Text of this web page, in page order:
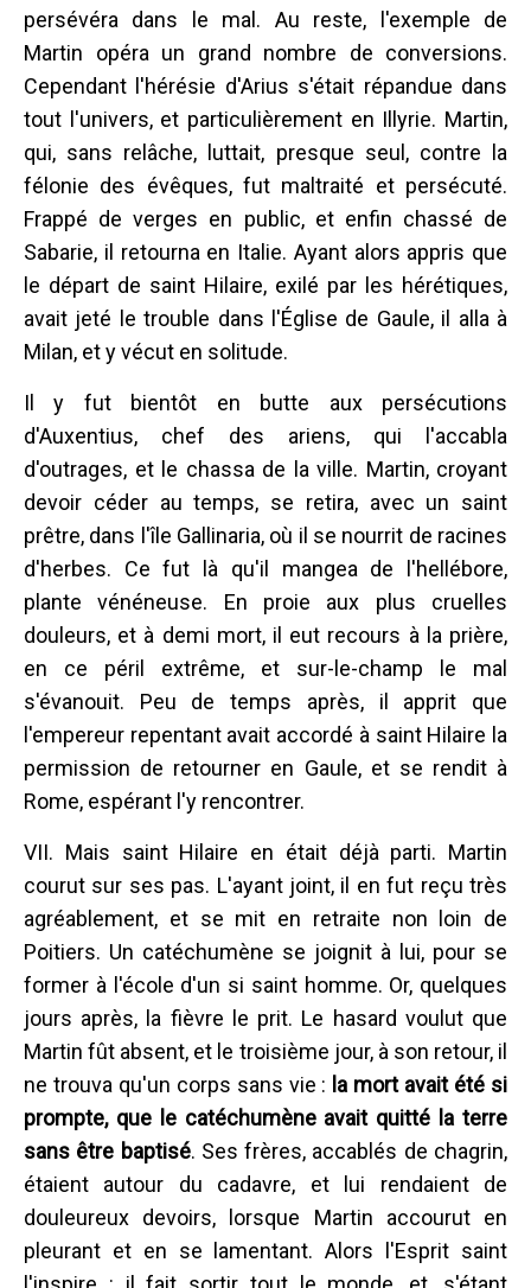
persévéra dans le mal. Au reste, l'exemple de
Martin opéra un grand nombre de conversions.
Cependant l'hérésie d'Arius s'était répandue dans
tout l'univers, et particulièrement en Illyrie. Martin,
qui, sans relâche, luttait, presque seul, contre la
félonie des évêques, fut maltraité et persécuté.
Frappé de verges en public, et enfin chassé de
Sabarie, il retourna en Italie. Ayant alors appris que
le départ de saint Hilaire, exilé par les hérétiques,
avait jeté le trouble dans l'Église de Gaule, il alla à
Milan, et y vécut en solitude.
Il y fut bientôt en butte aux persécutions
d'Auxentius, chef des ariens, qui l'accabla
d'outrages, et le chassa de la ville. Martin, croyant
devoir céder au temps, se retira, avec un saint
prêtre, dans l'île Gallinaria, où il se nourrit de racines
d'herbes. Ce fut là qu'il mangea de l'hellébore,
plante vénéneuse. En proie aux plus cruelles
douleurs, et à demi mort, il eut recours à la prière,
en ce péril extrême, et sur-le-champ le mal
s'évanouit. Peu de temps après, il apprit que
l'empereur repentant avait accordé à saint Hilaire la
permission de retourner en Gaule, et se rendit à
Rome, espérant l'y rencontrer.
VII. Mais saint Hilaire en était déjà parti. Martin
courut sur ses pas. L'ayant joint, il en fut reçu très
agréablement, et se mit en retraite non loin de
Poitiers. Un catéchumène se joignit à lui, pour se
former à l'école d'un si saint homme. Or, quelques
jours après, la fièvre le prit. Le hasard voulut que
Martin fût absent, et le troisième jour, à son retour, il
ne trouva qu'un corps sans vie : la mort avait été si
prompte, que le catéchumène avait quitté la terre
sans être baptisé. Ses frères, accablés de chagrin,
étaient autour du cadavre, et lui rendaient de
douleureux devoirs, lorsque Martin accourut en
pleurant et en se lamentant. Alors l'Esprit saint